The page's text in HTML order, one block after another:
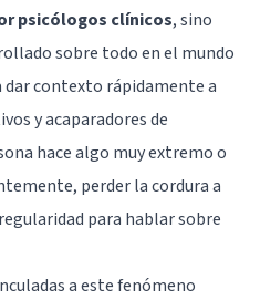
psicólogos clínicos, sino
sobre todo en el mundo
dar contexto rápidamente a
y acaparadores de
hace algo muy extremo o
perder la cordura a
para hablar sobre
a este fenómeno